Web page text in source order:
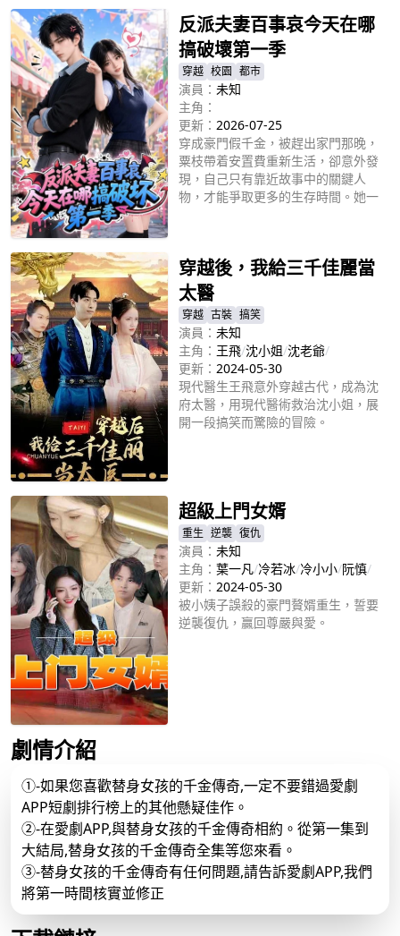
反派夫妻百事哀今天在哪
搞破壞第一季
穿越 校園 都市
演員： 未知
主角：
更新： 2026-07-25
穿成豪門假千金，被趕出家門那晚，
粟枝帶着安置費重新生活，卻意外發
現，自己只有靠近故事中的關鍵人
物，才能爭取更多的生存時間。她一
咎表面只是普通外賣員，暗中卻掌控
着一場重要的商業佈局。隨着兩人的
秘密逐漸交織，一張宴會照片突然流
出，霍無咎隱藏已久的身份即將曝
光，而粟枝真正的來歷，也開始浮出
水面。
穿越後，我給三千佳麗當
太醫
穿越 古裝 搞笑
演員： 未知
主角： 王飛/沈小姐/沈老爺/
更新： 2024-05-30
現代醫生王飛意外穿越古代，成為沈
府太醫，用現代醫術救治沈小姐，展
開一段搞笑而驚險的冒險。
超級上門女婿
重生 逆襲 復仇
演員： 未知
主角： 葉一凡/冷若冰/冷小小/阮慎/
更新： 2024-05-30
被小姨子誤殺的豪門贅婿重生，誓要
逆襲復仇，贏回尊嚴與愛。
劇情介紹
①-如果您喜歡替身女孩的千金傳奇,一定不要錯過愛劇
APP短劇排行榜上的其他懸疑佳作。
②-在愛劇APP,與替身女孩的千金傳奇相約。從第一集到
大結局,替身女孩的千金傳奇全集等您來看。
③-替身女孩的千金傳奇有任何問題,請告訴愛劇APP,我們
將第一時間核實並修正